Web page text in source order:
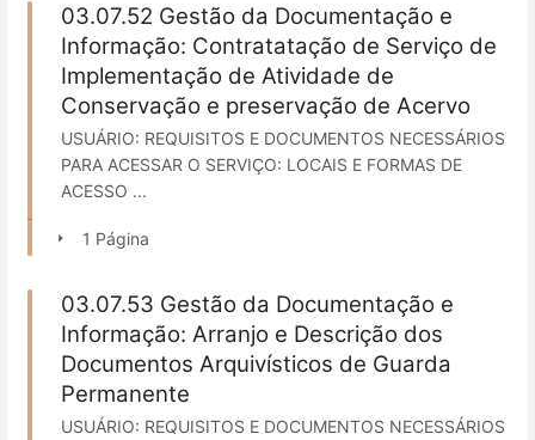
03.07.52 Gestão da Documentação e
Informação: Contratatação de Serviço de
Implementação de Atividade de
Conservação e preservação de Acervo
USUÁRIO: REQUISITOS E DOCUMENTOS NECESSÁRIOS
PARA ACESSAR O SERVIÇO: LOCAIS E FORMAS DE
ACESSO ...
1 Página
03.07.53 Gestão da Documentação e
Informação: Arranjo e Descrição dos
Documentos Arquivísticos de Guarda
Permanente
USUÁRIO: REQUISITOS E DOCUMENTOS NECESSÁRIOS